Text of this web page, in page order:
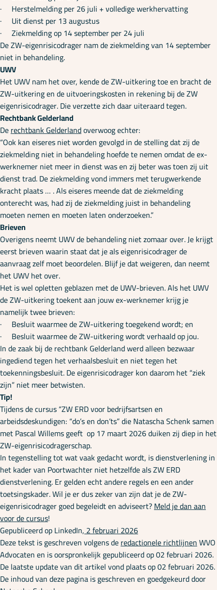
· Herstelmelding per 26 juli + volledige werkhervatting
· Uit dienst per 13 augustus
· Ziekmelding op 14 september per 24 juli
De ZW-eigenrisicodrager nam de ziekmelding van 14 september
niet in behandeling.
UWV
Het UWV nam het over, kende de ZW-uitkering toe en bracht de
ZW-uitkering en de uitvoeringskosten in rekening bij de ZW
eigenrisicodrager. Die verzette zich daar uiteraard tegen.
Rechtbank Gelderland
Derechtbank Gelderlandoverwoog echter:
“Ook kan eiseres niet worden gevolgd in de stelling dat zij de
ziekmelding niet in behandeling hoefde te nemen omdat de ex-
werknemer niet meer in dienst was en zij beter was toen zij uit
dienst trad. De ziekmelding vond immers met terugwerkende
kracht plaats … . Als eiseres meende dat de ziekmelding
onterecht was, had zij de ziekmelding juist in behandeling
moeten nemen en moeten laten onderzoeken.”
Brieven
Overigens neemt UWV de behandeling niet zomaar over. Je krijgt
eerst brieven waarin staat dat je als eigenrisicodrager de
aanvraag zelf moet beoordelen. Blijf je dat weigeren, dan neemt
het UWV het over.
Het is wel opletten geblazen met de UWV-brieven. Als het UWV
de ZW-uitkering toekent aan jouw ex-werknemer krijg je
namelijk twee brieven:
· Besluit waarmee de ZW-uitkering toegekend wordt; en
· Besluit waarmee de ZW-uitkering wordt verhaald op jou.
In de zaak bij de rechtbank Gelderland werd alleen bezwaar
ingediend tegen het verhaalsbesluit en niet tegen het
toekenningsbesluit. De eigenrisicodrager kon daarom het “ziek
zijn” niet meer betwisten.
Tip!
Tijdens de cursus “ZW ERD voor bedrijfsartsen en
arbeidsdeskundigen: “do’s en don’ts” die Natascha Schenk samen
met Pascal Willems geeft op 17 maart 2026 duiken zij diep in het
ZW-eigenrisicodragerschap.
In tegenstelling tot wat vaak gedacht wordt, is dienstverlening in
het kader van Poortwachter niet hetzelfde als ZW ERD
dienstverlening. Er gelden echt andere regels en een ander
toetsingskader. Wil je er dus zeker van zijn dat je de ZW-
eigenrisicodrager goed begeleidt en adviseert?Meld je dan aan
voor de cursus!
Gepubliceerd op LinkedIn,2 februari 2026
Deze tekst is geschreven volgens deredactionele richtlijnenWVO
Advocaten en is oorspronkelijk gepubliceerd op 02 februari 2026.
De laatste update van dit artikel vond plaats op 02 februari 2026.
De inhoud van deze pagina is geschreven en goedgekeurd door